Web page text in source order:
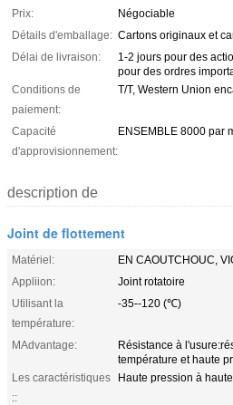
Prix:
Négociable
Détails d'emballage: Cartons originaux et
Délai de livraison:
1-2 jours pour des
pour des ordres
Conditions de
paiement:
T/T, Western Union
Capacité
d'approvisionnement:
ENSEMBLE 8000 par
description de
Joint de flottement
Matériel:
EN CAOUTCHOUC,
Appliion:
Joint rotatoire
Utilisant la
température:
-35--120 (℃)
MAdvantage:
Résistance à
température et haute
Les caractéristiques
::
Haute pression à